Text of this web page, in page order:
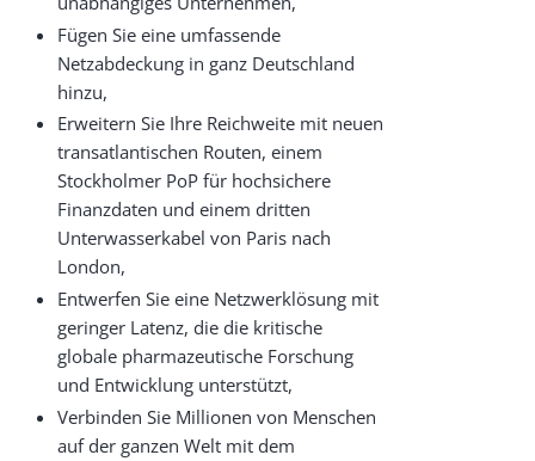
Products & Services
Industries
Why Choose Zayo Europe
About Zayo Europe
Fügen Sie eine umfassende
Netzabdeckung in ganz Deutschland
hinzu,
Erweitern Sie Ihre Reichweite mit neuen
transatlantischen Routen, einem
Stockholmer PoP für hochsichere
Finanzdaten und einem dritten
Unterwasserkabel von Paris nach
London,
Entwerfen Sie eine Netzwerklösung mit
geringer Latenz, die die kritische
globale pharmazeutische Forschung
und Entwicklung unterstützt,
Verbinden Sie Millionen von Menschen
auf der ganzen Welt mit dem